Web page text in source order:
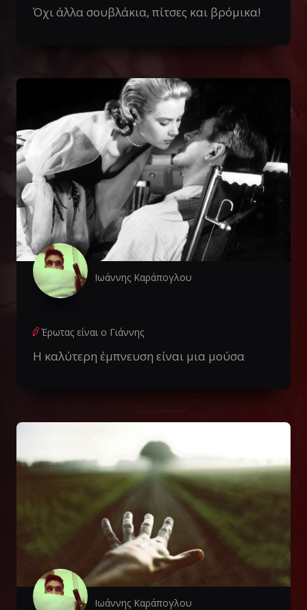
Όχι άλλα σουβλάκια, πίτσες και βρόμικα!
Ιωάννης Καράπογλου
Έρωτας είναι ο Γιάννης
Η καλύτερη έμπνευση είναι μια μούσα
Ιωάννης Καράπογλου